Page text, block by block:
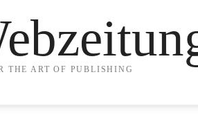
THE ART OF PUBLISHING